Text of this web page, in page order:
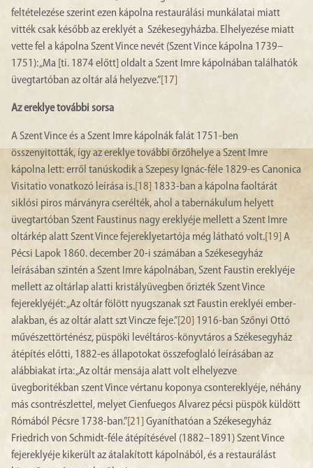
feltételezése szerint ezen kápolna restaurálási munkálatai miatt
vitték csak később az ereklyét a Székesegyházba. Elhelyezése miatt
vette fel a kápolna Szent Vince nevét (Szent Vince kápolna 1739–
1751): „Ma [ti. 1874 előtt] oldalt a Szent Imre kápolnában találhatók
üvegtartóban az oltár alá helyezve.” [17]
Az ereklye további sorsa
A Szent Vince és a Szent Imre kápolnák falát 1751-ben
összenyitották, így az ereklye további őrzőhelye a Szent Imre
kápolna lett: erről tanúskodik a Szepesy Ignác-féle 1829-es Canonica
Visitatio vonatkozó leírása is. [18] 1833-ban a kápolna faoltárát
siklósi piros márványra cserélték, ahol a tabernákulum helyett
üvegtartóban Szent Faustinus nagy ereklyéje mellett a Szent Imre
oltárkép alatt Szent Vince fejereklyetartója még látható volt. [19] A
Pécsi Lapok 1860. december 20-i számában a Székesegyház
leírásában szintén a Szent Imre kápolnában, Szent Faustin ereklyéje
mellett az oltárlap alatti kristályüvegben őrizték Szent Vince
fejereklyéjét: „Az oltár fölött nyugszanak szt Faustin ereklyéi ember-
alakban, és az oltár alatt szt Vincze feje.” [20] 1916-ban Szőnyi Ottó
művészettörténész, püspöki levéltáros-könyvtáros a Székesegyház
átépítés előtti, 1882-es állapotokat összefoglaló leírásában az
alábbiakat írta: „Az oltár mensája alatt volt elhelyezve
üvegboritékban szent Vince vértanu koponya csontereklyéje, néhány
más csontrészlettel, melyet Cienfuegos Alvarez pécsi püspök küldött
Rómából Pécsre 1738-ban.” [21]
Gyaníthatóan a Székesegyház
Friedrich von Schmidt-féle átépítésével (1882–1891) Szent Vince
fejereklyéje kikerült az átalakított kápolnából, és a restaurálást